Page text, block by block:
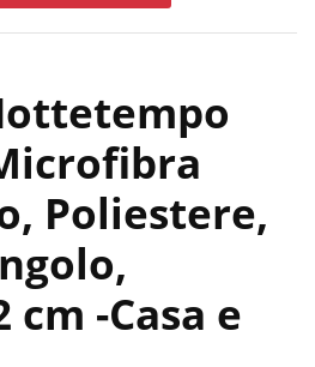
Poliestere,
cm -Casa e